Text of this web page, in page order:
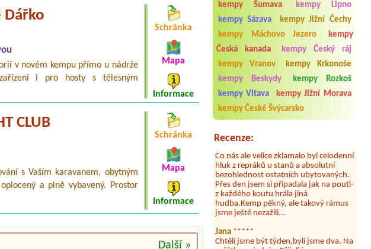
kempy Šumava
kempy Lipno
kempy Sázava
kempy Jižní Čechy
kempy Máchovo Jezero
kempy
Česká kanada
kempy Český ráj
kempy Vranov
kempy Krkonoše
kempy Beskydy
kempy Rozkoš
kempy Vltava
kempy Jižní Morava
kempy České Švýcarsko
Recenze:
Aneta Melicharová
Byli jsme zde v týdnu od 25.7. do 1.8.
2026. Kemp jako takový je pěkný. V
umývárně i na WC bylo vždy čisto,
doplněný papír i utěrky, což při
množství návštěvníků není
restaurace, kebab a další občerstvení.
hluk z repráků u stanů a absolutní
bezohlednost ostatních ubytovaných.
Přes den jsem si připadala jak na pouti-
z každého koutu hrála jiná
hudba.Kemp pěkný, ale takový rámus
jsme ještě nezažili...
Chtěli jsme být týden,byli jsme dva. Na
začátku prázdnin. Přijeli jsme
Dářko
v novém kempu přímo u nádrže
i pro hosty s tělesným
Schránka
Mapa
Informace
CLUB
s Vaším karavanem, obytným
a plně vybavený. Prostor
Schránka
Mapa
Informace
Další »